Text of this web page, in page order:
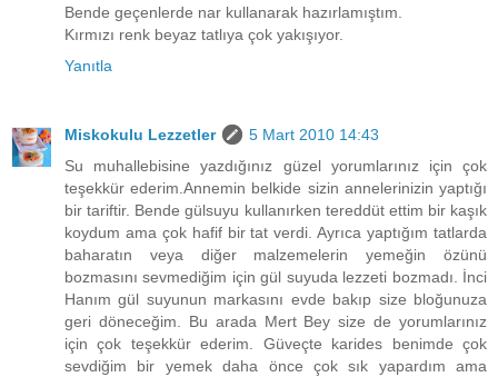
Bende geçenlerde nar kullanarak hazırlamıştım.
Kırmızı renk beyaz tatlıya çok yakışıyor.
Yanıtla
Miskokulu Lezzetler
5 Mart 2010 14:43
Su muhallebisine yazdığınız güzel yorumlarınız için çok
teşekkür ederim.Annemin belkide sizin annelerinizin yaptığı
bir tariftir. Bende gülsuyu kullanırken tereddüt ettim bir kaşık
koydum ama çok hafif bir tat verdi. Ayrıca yaptığım tatlarda
baharatın veya diğer malzemelerin yemeğin özünü
bozmasını sevmediğim için gül suyuda lezzeti bozmadı. İnci
Hanım gül suyunun markasını evde bakıp size bloğunuza
geri döneceğim. Bu arada Mert Bey size de yorumlarınız
için çok teşekkür ederim. Güveçte karides benimde çok
sevdiğim bir yemek daha önce çok sık yapardım ama